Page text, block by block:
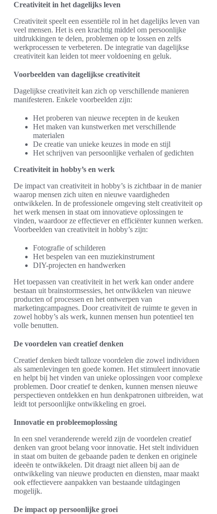
Creativiteit in het dagelijks leven
Creativiteit speelt een essentiële rol in het dagelijks leven van
veel mensen. Het is een krachtig middel om persoonlijke
uitdrukkingen te delen, problemen op te lossen en zelfs
werkprocessen te verbeteren. De integratie van dagelijkse
creativiteit kan leiden tot meer voldoening en geluk.
Voorbeelden van dagelijkse creativiteit
Dagelijkse creativiteit kan zich op verschillende manieren
manifesteren. Enkele voorbeelden zijn:
Het proberen van nieuwe recepten in de keuken
Het maken van kunstwerken met verschillende
materialen
De creatie van unieke keuzes in mode en stijl
Het schrijven van persoonlijke verhalen of gedichten
Creativiteit in hobby’s en werk
De impact van creativiteit in hobby’s is zichtbaar in de manier
waarop mensen zich uiten en nieuwe vaardigheden
ontwikkelen. In de professionele omgeving stelt creativiteit op
het werk mensen in staat om innovatieve oplossingen te
vinden, waardoor ze effectiever en efficiënter kunnen werken.
Voorbeelden van creativiteit in hobby’s zijn:
Fotografie of schilderen
Het bespelen van een muziekinstrument
DIY-projecten en handwerken
Het toepassen van creativiteit in het werk kan onder andere
bestaan uit brainstormsessies, het ontwikkelen van nieuwe
producten of processen en het ontwerpen van
marketingcampagnes. Door creativiteit de ruimte te geven in
zowel hobby’s als werk, kunnen mensen hun potentieel ten
volle benutten.
De voordelen van creatief denken
Creatief denken biedt talloze voordelen die zowel individuen
als samenlevingen ten goede komen. Het stimuleert innovatie
en helpt bij het vinden van unieke oplossingen voor complexe
problemen. Door creatief te denken, kunnen mensen nieuwe
perspectieven ontdekken en hun denkpatronen uitbreiden, wat
leidt tot persoonlijke ontwikkeling en groei.
Innovatie en probleemoplossing
In een snel veranderende wereld zijn de voordelen creatief
denken van groot belang voor innovatie. Het stelt individuen
in staat om buiten de gebaande paden te denken en originele
ideeën te ontwikkelen. Dit draagt niet alleen bij aan de
ontwikkeling van nieuwe producten en diensten, maar maakt
ook effectievere aanpakken van bestaande uitdagingen
mogelijk.
De impact op persoonlijke groei